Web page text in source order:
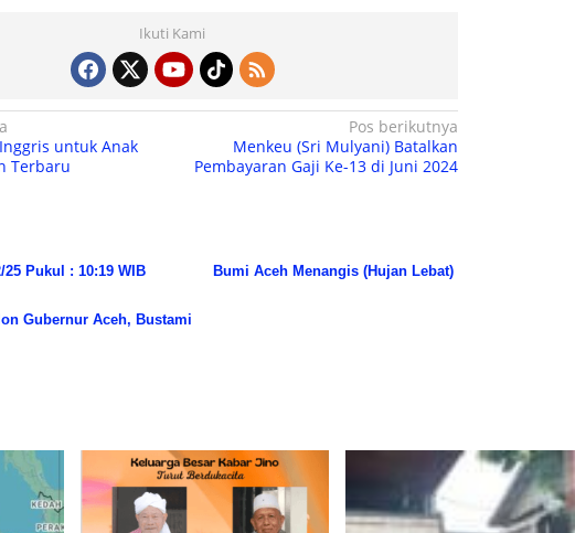
Ikuti Kami
untuk Anak
Terbaru
Pos berikutnya
Menkeu (Sri Mulyani) Batalkan
Pembayaran Gaji Ke-13 di Juni 2024
Pukul : 10:19 WIB Bumi Aceh Menangis (Hujan Lebat)
Gubernur Aceh, Bustami